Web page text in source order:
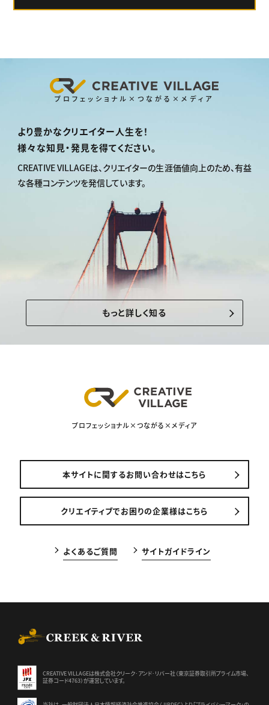
プロフェッショナル×つながる×メディア
より豊かなクリエイター人生を！
様々な知見・発見を得てください。
CREATIVE VILLAGEは、 クリエイターの生涯価値向上のため、有益
な各種コンテンツを発信しています。
もっと詳しく知る
プロフェッショナル×つながる×メディア
本サイトに関するお問い合わせはこちら
クリエイティブでお困りの企業様はこちら
よくあるご質問 サイトガイドライン
CREATIVE VILLAGEは株式会社クリーク･アンド･リバー社（東京証券取引所プライム市場、
証券コード4763）が運営しています。